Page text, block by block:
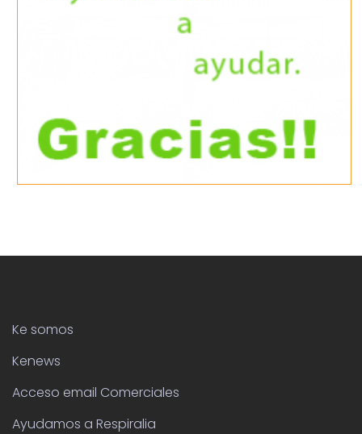
Ke somos
Kenews
Acceso email Comerciales
Ayudamos a Respiralia